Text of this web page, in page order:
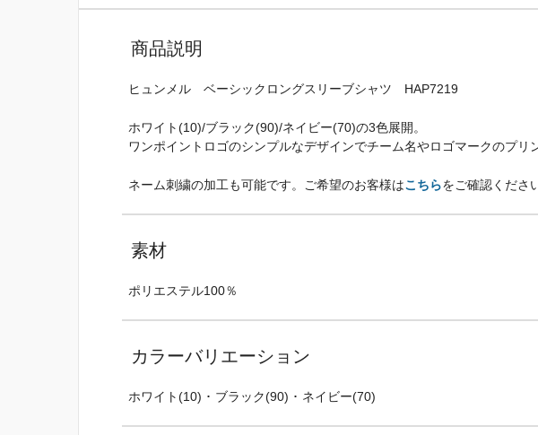
商品説明
ヒュンメル ベーシックロングスリーブシャツ HAP7219
ホワイト(10)/ブラック(90)/ネイビー(70)の3色展開。
ワンポイントロゴのシンプルなデザインでチーム名やロゴマークのプリ
ネーム刺繍の加工も可能です。ご希望のお客様はこちらをご確認くださ
素材
ポリエステル100％
カラーバリエーション
ホワイト(10) ･ ブラック(90) ･ ネイビー(70)